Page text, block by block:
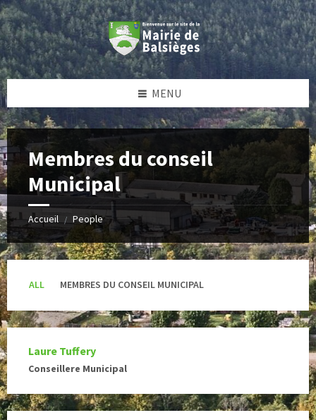
Skip
to
content
Skip
to
left
sidebar
Skip
to
footer
MENU
Membres du conseil
Municipal
Accueil / People
ALL MEMBRES DU CONSEIL MUNICIPAL
Laure Tuffery
Conseillere Municipal